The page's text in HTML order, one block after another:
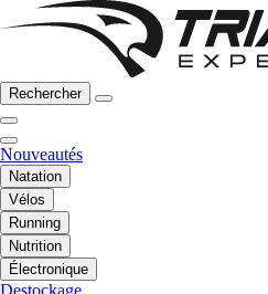
Rechercher
Nouveautés
Natation
Vélos
Running
Nutrition
Électronique
Destockage